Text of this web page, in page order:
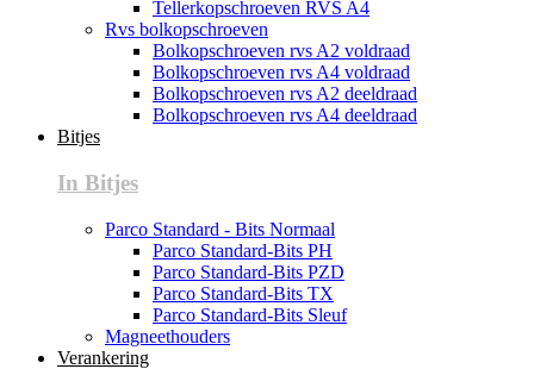
Tellerkopschroeven RVS A4
Rvs bolkopschroeven
Bolkopschroeven rvs A2 voldraad
Bolkopschroeven rvs A4 voldraad
Bolkopschroeven rvs A2 deeldraad
Bolkopschroeven rvs A4 deeldraad
Bitjes
In Bitjes
Parco Standard - Bits Normaal
Parco Standard-Bits PH
Parco Standard-Bits PZD
Parco Standard-Bits TX
Parco Standard-Bits Sleuf
Magneethouders
Verankering